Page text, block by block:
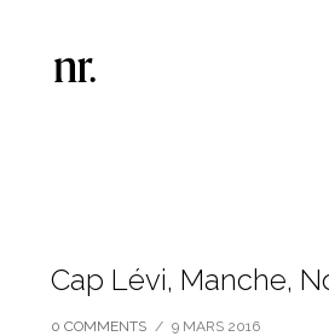
Cap Lévi, Manche,
0 COMMENTS / 9 MARS 2016